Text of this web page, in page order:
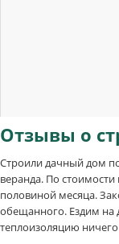
Отзывы о
Строили дачный дом
веранда. По
половиной месяца.
обещанного. Ездим на
теплоизоляцию